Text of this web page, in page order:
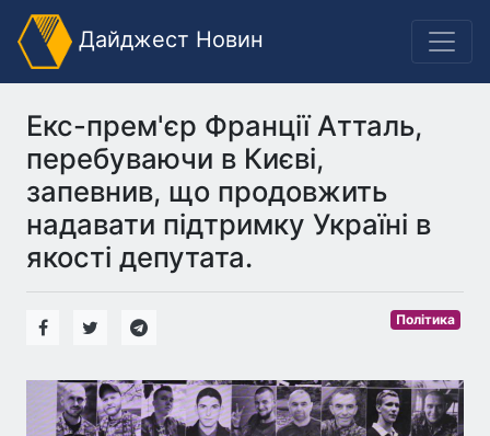
Дайджест Новин
Екс-прем'єр Франції Атталь,
перебуваючи в Києві,
запевнив, що продовжить
надавати підтримку Україні в
якості депутата.
Політика